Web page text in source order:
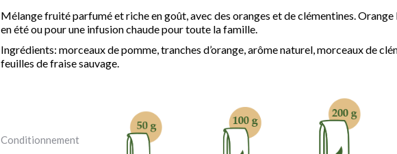
Mélange fruité parfumé et riche en goût, avec des oranges et de clémentines.
en été ou pour une infusion chaude pour toute la famille.
Ingrédients: morceaux de pomme, tranches d’orange, arôme naturel, morceaux de
feuilles de fraise sauvage.
Conditionnement